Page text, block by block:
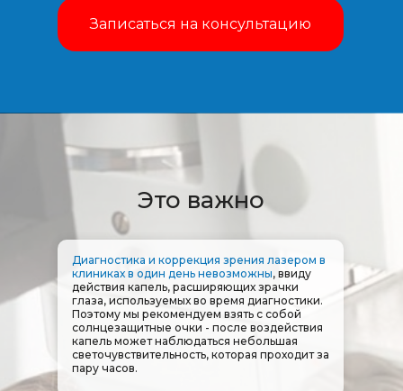
Записаться на консультацию
Это важно
Диагностика и коррекция зрения лазером в
клиниках в один день невозможны, ввиду
действия капель, расширяющих зрачки
глаза, используемых во время диагностики.
Поэтому мы рекомендуем взять с собой
солнцезащитные очки - после воздействия
капель может наблюдаться небольшая
светочувствительность, которая проходит за
пару часов.